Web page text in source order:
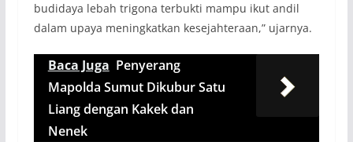
budidaya lebah trigona terbukti mampu ikut andil
dalam upaya meningkatkan kesejahteraan,” ujarnya.
Baca Juga Penyerang
Mapolda Sumut Dikubur Satu
Liang dengan Kakek dan
Nenek